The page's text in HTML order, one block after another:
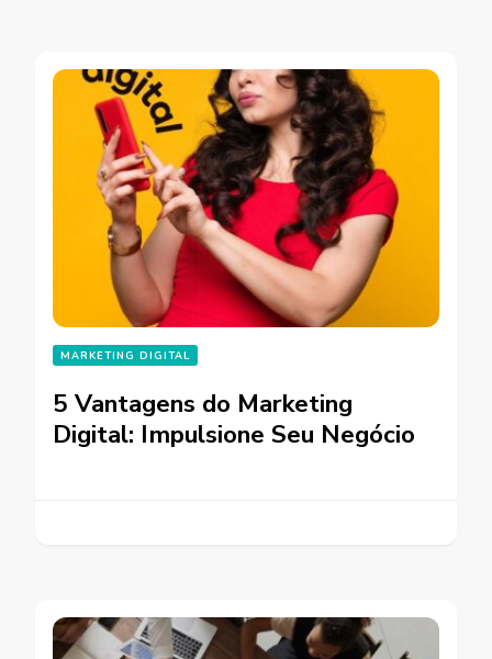
MARKETING DIGITAL
5 Vantagens do Marketing
Digital: Impulsione Seu Negócio